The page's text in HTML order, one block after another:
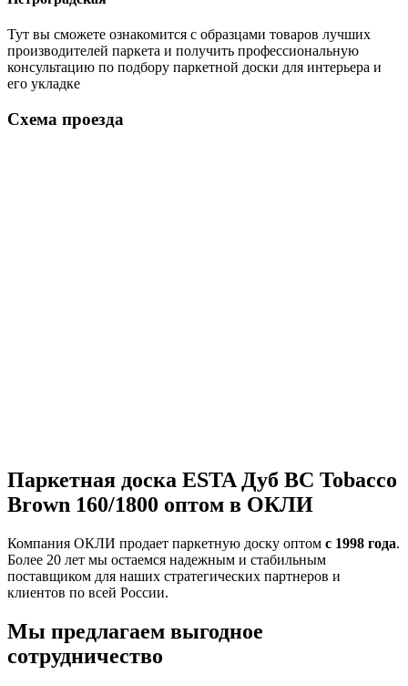
Тут вы сможете ознакомится с образцами товаров лучших
производителей паркета и получить профессиональную
консультацию по подбору паркетной доски для интерьера и
его укладке
Схема проезда
Паркетная доска ESTA Дуб BC Tobacco
Brown 160/1800 оптом в ОКЛИ
Компания ОКЛИ продает паркетную доску оптом с 1998 года.
Более 20 лет мы остаемся надежным и стабильным
поставщиком для наших стратегических партнеров и
клиентов по всей России.
Мы предлагаем выгодное
сотрудничество